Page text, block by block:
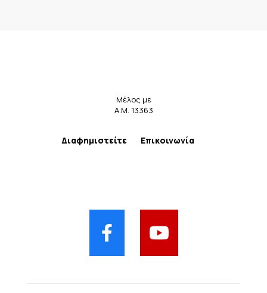
Μέλος με
Α.Μ. 13363
Διαφημιστείτε Επικοινωνία